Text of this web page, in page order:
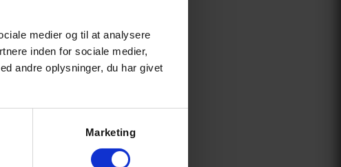
medier og til at analysere
inden for sociale medier,
andre oplysninger, du har givet
Marketing